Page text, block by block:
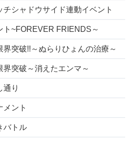
チシャドウサイド連動イベント
ト~FOREVER FRIENDS～
界突破!!～ぬらりひょんの治療～
界突破～消えたエンマ～
通り
メント
バトル